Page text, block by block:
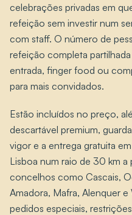
celebrações privadas em
refeição sem investir num
com staff. O número de
refeição completa
entrada, finger food ou
para mais convidados.
Estão incluídos no preço,
descartável premium,
vigor e a entrega gratuita
Lisboa num raio de 30 km
concelhos como Cascais,
Amadora, Mafra, Alenquer e
pedidos especiais,